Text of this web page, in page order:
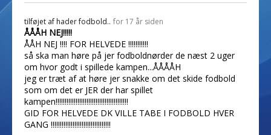
tilføjet af hader fodbold.. for 17 år siden
ÅÅÅH NEJ!!!!!
ÅÅH NEJ !!!! FOR HELVEDE !!!!!!!!!!!
så ska man høre på jer fodboldnørder de næst 2 uger
om hvor godt i spillede kampen...ÅÅÅÅH
jeg er træt af at høre jer snakke om det skide fodbold
som om det er JER der har spillet
kampen!!!!!!!!!!!!!!!!!!!!!!!!!!!!!!!!!!!!!!!!
GID FOR HELVEDE DK VILLE TABE I FODBOLD HVER
GANG !!!!!!!!!!!!!!!!!!!!!!!!!!!!!!!!!